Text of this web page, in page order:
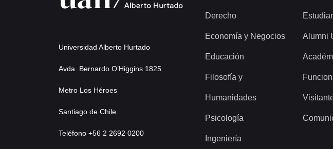
Universidad Alberto Hurtado
Avda. Bernardo O’Higgins 1825
Metro Los Héroes
Santiago de Chile
Teléfono +56 2 2692 0200
Derecho
Economía y Negocios
Educación
Filosofía y
Humanidades
Psicología
Ingeniería
Alumni